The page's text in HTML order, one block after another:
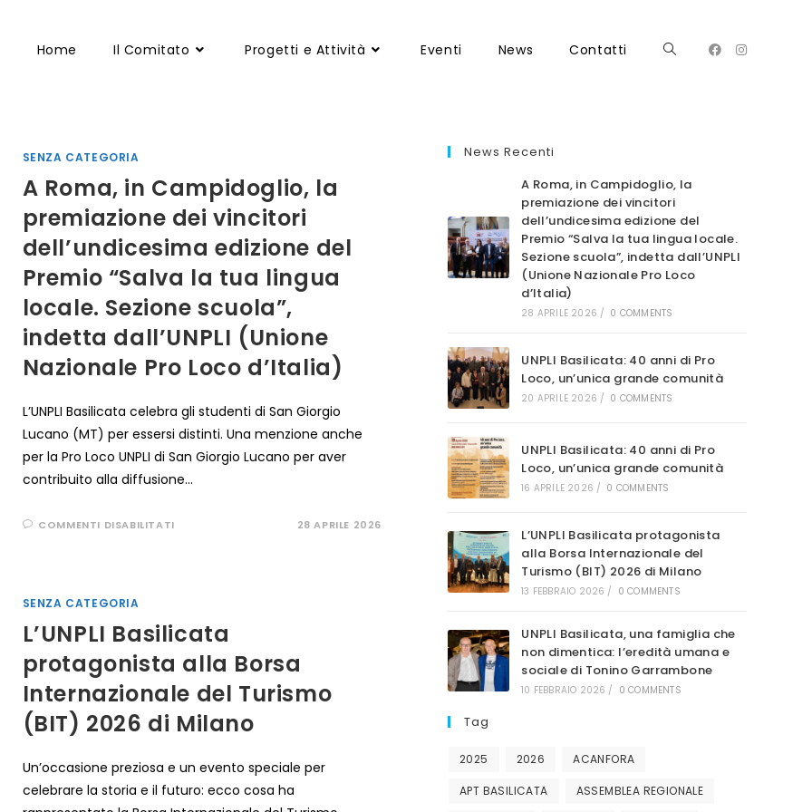
Home Il Comitato Progetti e Attività Eventi News Contatti Attiva/disattiva
ricerca
sito
web
SENZA CATEGORIA
A Roma, in Campidoglio, la
premiazione dei vincitori
dell’undicesima edizione del
Premio “Salva la tua lingua
locale. Sezione scuola”,
indetta dall’UNPLI (Unione
Nazionale Pro Loco d’Italia)
L’UNPLI Basilicata celebra gli studenti di San Giorgio
Lucano (MT) per essersi distinti. Una menzione anche
per la Pro Loco UNPLI di San Giorgio Lucano per aver
contribuito alla diffusione…
COMMENTI DISABILITATISU
DELL’UNDICESIMA
EDIZIONE
PREMIO
“SALVA
LA
TUA
LINGUA
LOCALE.
SEZIONE
DALL’UNPLI
(UNIONE
NAZIONALE
PRO
28 APRILE 2026
SENZA CATEGORIA
L’UNPLI Basilicata
protagonista alla Borsa
Internazionale del Turismo
(BIT) 2026 di Milano
Un’occasione preziosa e un evento speciale per
celebrare la storia e il futuro: ecco cosa ha
News Recenti
A Roma, in Campidoglio, la
premiazione dei vincitori
dell’undicesima edizione del
Premio “Salva la tua lingua locale.
Sezione scuola”, indetta dall’UNPLI
(Unione Nazionale Pro Loco
d’Italia)
28 APRILE 2026 / 0 COMMENTS
UNPLI Basilicata: 40 anni di Pro
Loco, un’unica grande comunità
20 APRILE 2026 / 0 COMMENTS
UNPLI Basilicata: 40 anni di Pro
Loco, un’unica grande comunità
16 APRILE 2026 / 0 COMMENTS
L’UNPLI Basilicata protagonista
alla Borsa Internazionale del
Turismo (BIT) 2026 di Milano
13 FEBBRAIO 2026 / 0 COMMENTS
UNPLI Basilicata, una famiglia che
non dimentica: l’eredità umana e
sociale di Tonino Garrambone
10 FEBBRAIO 2026 / 0 COMMENTS
Tag
2025 2026 ACANFORA
APT BASILICATA ASSEMBLEA REGIONALE